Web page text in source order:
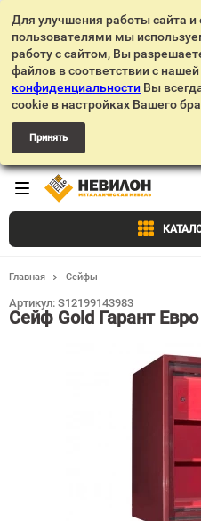
Для улучшения работы сайта и
пользователями мы
работу с сайтом, Вы
файлов в соответствии с нашей
конфиденциальности Вы
cookie в настройках Вашего
Принять
Главная Сейфы
Сейф Gold Гарант
Артикул: S12199143983